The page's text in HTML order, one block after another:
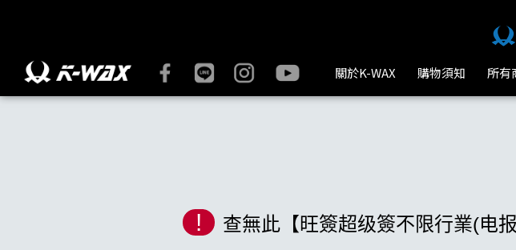
關於K-WAX 購物須知 所有
! 查無此【旺簽超级簽不限行業(电